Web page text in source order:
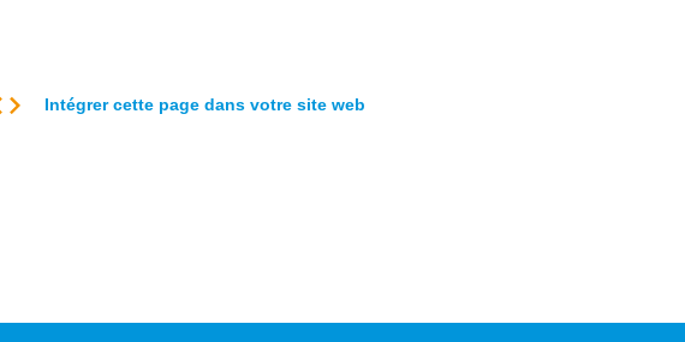
Intégrer cette page dans votre site web